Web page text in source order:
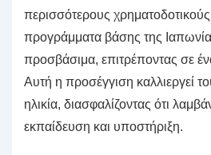
περισσότερους
προγράμματα βάσης της Ιαπωνίας
προσβάσιμα, επιτρέποντας σε
Αυτή η προσέγγιση καλλιεργεί
ηλικία, διασφαλίζοντας ότι
εκπαίδευση και υποστήριξη.